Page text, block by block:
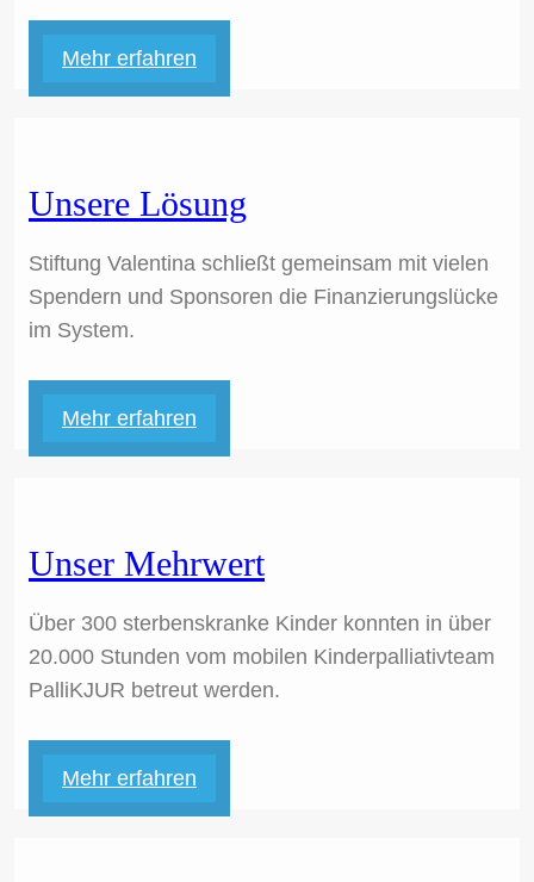
Mehr erfahren
Unsere Lösung
Stiftung Valentina schließt gemeinsam mit vielen
Spendern und Sponsoren die Finanzierungslücke
im System.
Mehr erfahren
Unser Mehrwert
Über 300 sterbenskranke Kinder konnten in über
20.000 Stunden vom mobilen Kinderpalliativteam
PalliKJUR betreut werden.
Mehr erfahren